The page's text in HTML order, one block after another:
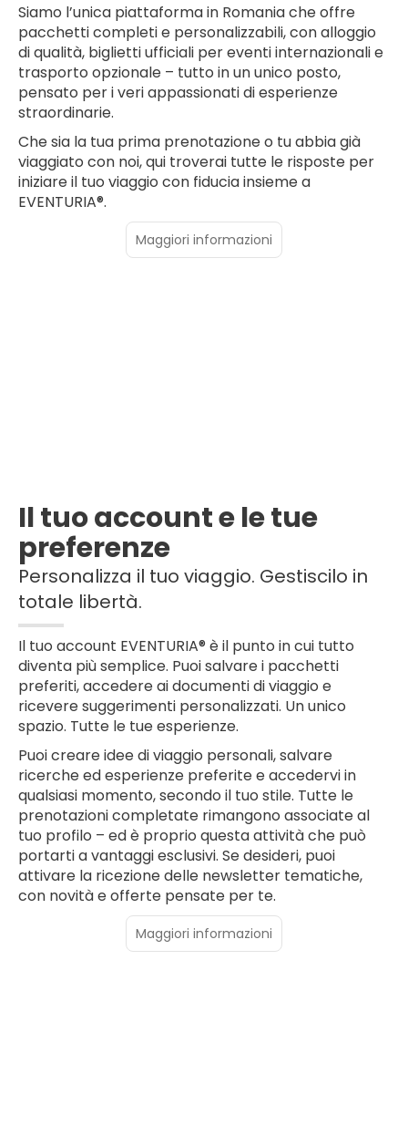
Siamo l’unica piattaforma in Romania che offre
pacchetti completi e personalizzabili, con alloggio
di qualità, biglietti ufficiali per eventi internazionali e
trasporto opzionale – tutto in un unico posto,
pensato per i veri appassionati di esperienze
straordinarie.
Che sia la tua prima prenotazione o tu abbia già
viaggiato con noi, qui troverai tutte le risposte per
iniziare il tuo viaggio con fiducia insieme a
EVENTURIA®.
Maggiori informazioni
Il tuo account e le tue
preferenze
Personalizza il tuo viaggio. Gestiscilo in
totale libertà.
Il tuo account EVENTURIA® è il punto in cui tutto
diventa più semplice. Puoi salvare i pacchetti
preferiti, accedere ai documenti di viaggio e
ricevere suggerimenti personalizzati. Un unico
spazio. Tutte le tue esperienze.
Puoi creare idee di viaggio personali, salvare
ricerche ed esperienze preferite e accedervi in
qualsiasi momento, secondo il tuo stile. Tutte le
prenotazioni completate rimangono associate al
tuo profilo – ed è proprio questa attività che può
portarti a vantaggi esclusivi. Se desideri, puoi
attivare la ricezione delle newsletter tematiche,
con novità e offerte pensate per te.
Maggiori informazioni